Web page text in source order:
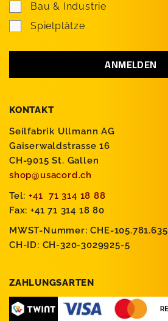
KONTAKT
Seilfabrik Ullmann AG
Gaiserwaldstrasse 16
CH-9015 St. Gallen
shop@usacord.ch
Tel: +41 71 314 18 88
Fax: +41 71 314 18 80
MWST-Nummer: CHE-105.781.635
CH-ID: CH-320-3029925-5
ZAHLUNGSARTEN
Bau & Industrie
Spielplätze